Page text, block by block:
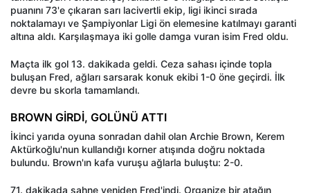
puanını 73'e çıkaran sarı lacivertli ekip, ligi ikinci sırada
noktalamayı ve Şampiyonlar Ligi ön elemesine katılmayı garanti
altına aldı. Karşılaşmaya iki golle damga vuran isim Fred oldu.
Maçta ilk gol 13. dakikada geldi. Ceza sahası içinde topla
buluşan Fred, ağları sarsarak konuk ekibi 1-0 öne geçirdi. İlk
devre bu skorla tamamlandı.
BROWN GİRDİ, GOLÜNÜ ATTI
İkinci yarıda oyuna sonradan dahil olan Archie Brown, Kerem
Aktürkoğlu'nun kullandığı korner atışında doğru noktada
bulundu. Brown'ın kafa vuruşu ağlarla buluştu: 2-0.
71. dakikada sahne yeniden Fred'indi. Organize bir atağın